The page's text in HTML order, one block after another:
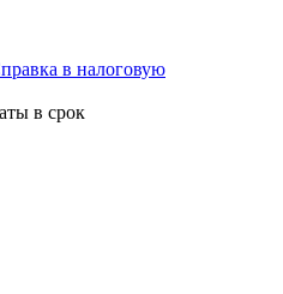
в налоговую
в срок